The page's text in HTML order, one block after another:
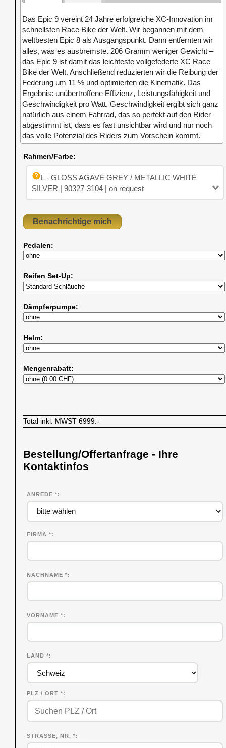
Das Epic 9 vereint 24 Jahre erfolgreiche XC-Innovation im
schnellsten Race Bike der Welt. Wir begannen mit dem
weltbesten Epic 8 als Ausgangspunkt. Dann entfernten wir
alles, was es ausbremste. 206 Gramm weniger Gewicht –
das Epic 9 ist damit das leichteste vollgefederte XC Race
Bike der Welt. Anschließend reduzierten wir die Reibung der
Federung um 11 % und optimierten die Kinematik. Das
Ergebnis: unübertroffene Effizienz, Leistungsfähigkeit und
Geschwindigkeit pro Watt. Geschwindigkeit ergibt sich ganz
natürlich aus einem Fahrrad, das so perfekt auf den Rider
abgestimmt ist, dass es fast unsichtbar wird und nur noch
das volle Potenzial des Riders zum Vorschein kommt.
Rahmen/Farbe:
help L - GLOSS AGAVE GREY / METALLIC WHITE
SILVER | 90327-3104 | on request
Pedalen:
Reifen Set-Up:
Dämpferpumpe:
Helm:
Mengenrabatt:
Total inkl. MWST 6999.-
Bestellung/Offertanfrage - Ihre
Kontaktinfos
ANREDE *
FIRMA *
NACHNAME *
VORNAME *
LAND *
PLZ / ORT *
STRASSE, NR. *